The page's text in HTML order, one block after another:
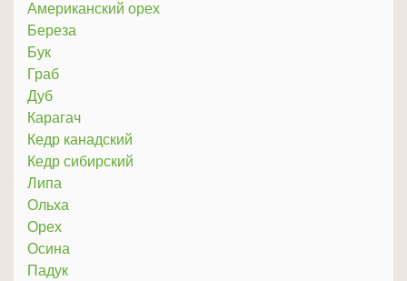
Американский орех
Береза
Бук
Граб
Дуб
Карагач
Кедр канадский
Кедр сибирский
Липа
Ольха
Орех
Осина
Падук